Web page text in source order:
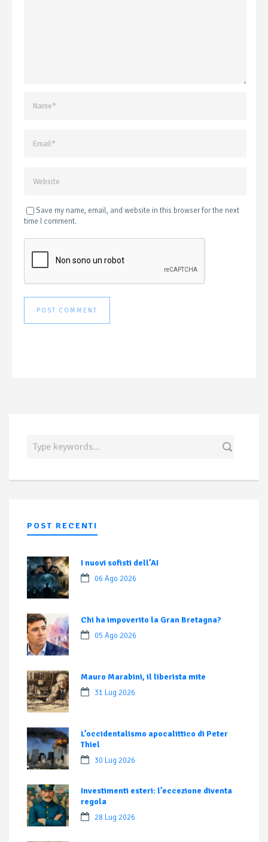
Save my name, email, and website in this browser for the next
time I comment.
POST RECENTI
I nuovi sofisti dell’AI
06 Ago 2026
Chi ha impoverito la Gran Bretagna?
05 Ago 2026
Mauro Marabini, il liberista mite
31 Lug 2026
L’occidentalismo apocalittico di Peter
Thiel
30 Lug 2026
Investimenti esteri: l’eccezione diventa
regola
28 Lug 2026